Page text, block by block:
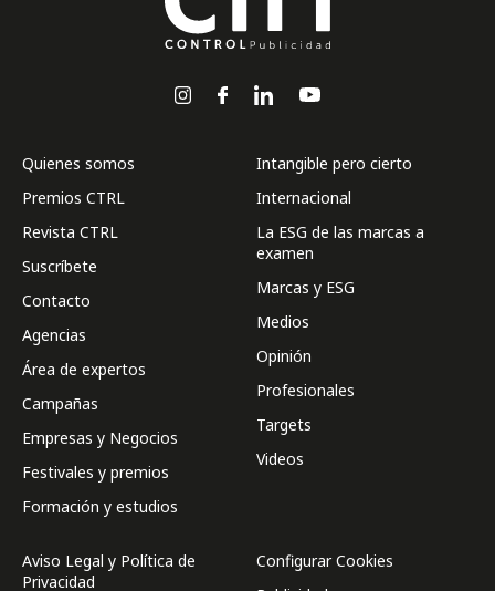
Quienes somos
Premios CTRL
Revista CTRL
Suscríbete
Contacto
Agencias
Área de expertos
Campañas
Empresas y Negocios
Festivales y premios
Formación y estudios
Intangible pero cierto
Internacional
La ESG de las marcas a
examen
Marcas y ESG
Medios
Opinión
Profesionales
Targets
Videos
Aviso Legal y Política de
Privacidad
Configurar Cookies